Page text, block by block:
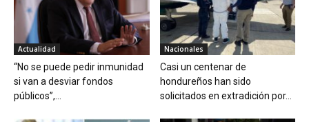
Actualidad
“No se puede pedir inmunidad
si van a desviar fondos
públicos”,...
Nacionales
Casi un centenar de
hondureños han sido
solicitados en extradición por...